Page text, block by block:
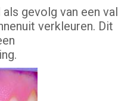
gevolg van een val
verkleuren. Dit